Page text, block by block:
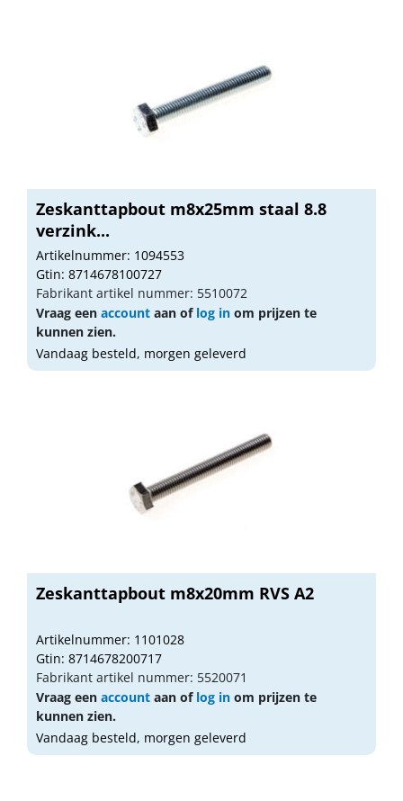
Zeskanttapbout m8x25mm staal 8.8
verzink...
Artikelnummer: 1094553
Gtin: 8714678100727
Fabrikant artikel nummer: 5510072
Vraag een account aan of log in om prijzen te
kunnen zien.
Vandaag besteld, morgen geleverd
Zeskanttapbout m8x20mm RVS A2
Artikelnummer: 1101028
Gtin: 8714678200717
Fabrikant artikel nummer: 5520071
Vraag een account aan of log in om prijzen te
kunnen zien.
Vandaag besteld, morgen geleverd